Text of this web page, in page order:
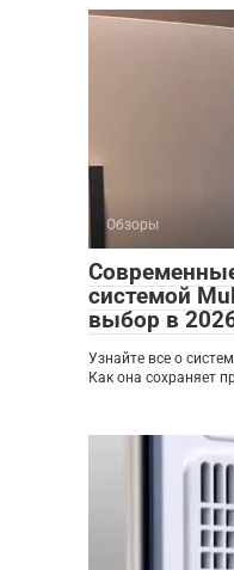
Обзоры
системой
выбор в
Узнайте все о
Как она сохраняет